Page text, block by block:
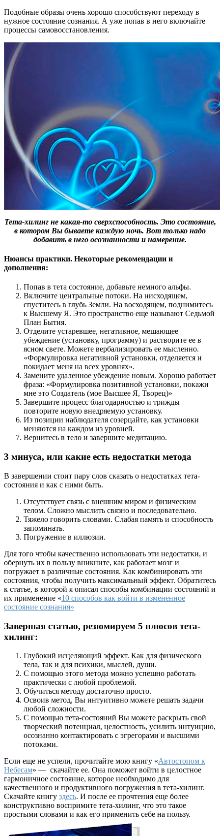
Подобные образы очень хорошо способствуют переходу в
нужное состояние сознания. А уже попав в него включайте
процессы самовосстановления.
Тета-хилинг не какая-то сверхспособность. Это состояние,
в котором Вы бываете каждую ночь. Вот только надо
добавить в него осознанности и намерение.
Нюансы практики. Некоторые рекомендации и
дополнения:
Попав в тета состояние, добавьте немного альфы.
Включите центральные потоки. На нисходящем,
спуститесь в глубь Земли. На восходящем, поднимитесь
к Высшему Я. Это пространство еще называют Седьмой
План Бытия.
Отделите устаревшее, негативное, мешающее
убеждение (установку, программу) и растворите ее в
ясном свете. Можете вербализировать ее мысленно.
«Формулировка негативной установки, отделяется и
покидает меня на всех уровнях».
Замените удаленное убеждение новым. Хорошо работает
фраза: «Формулировка позитивной установки, покажи
мне это Создатель (мое Высшее Я, Творец)»
Завершите процесс благодарностью и трижды
повторите новую внедряемую установку.
Из позиции наблюдателя созерцайте, как установки
меняются на каждом из уровней.
Вернитесь в тело и завершите медитацию.
3 минуса, или какие есть недостатки метода
В завершении стоит пару слов сказать о недостатках тета-
состояния и как с ними быть.
Отсутствует связь с внешним миром и физическим
телом. Сложно мыслить связно и последовательно.
Тяжело говорить словами. Слабая память и способность
запоминать.
Погружение в иллюзии.
Для того чтобы качественно использовать эти недостатки, и
обернуть их в пользу вникните, как работает мозг и
погружает в различные состояния. Как комбинировать эти
состояния, чтобы получить максимальный эффект. Обратитесь
к статье, в которой я описал способы комбинации состояний и
их применение «10 способов как войти в измененное
состояние сознания»
Завершая статью, резюмируем 5 плюсов тета-
хилинг:
Глубокий исцеляющий эффект. Как для физического
тела, так и для психики, мыслей, души.
С помощью этого метода можно успешно работать
практически с любой проблемой.
Обучиться методу достаточно просто.
Освоив метод, Вы интуитивно можете решать задачи
любой сложности.
С помощью тета-состояний Вы можете раскрыть свой
творческий потенциал, целостность, усилить интуицию,
осознанно контактировать с эгрегорами и высшими
потоками.
Если еще не успели, прочитайте мою книгу «Автостопом к
Небесам» — скачайте ее. Она поможет войти в целостное
гармоничное состояние, которое необходимо для
качественного и продуктивного погружения в тета-хилинг.
Скачайте книгу здесь. И после ее прочтения еще более
конструктивно воспримите тета-хилинг, что это такое
простыми словами и как его применить себе на пользу.